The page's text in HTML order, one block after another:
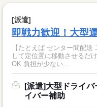
[派遣]
即戦力歓迎！大型
【たとえば センター間配
して定位置に移動させるだ
OK 負担が少ない...
[派遣]大型ドライ
イバー補助